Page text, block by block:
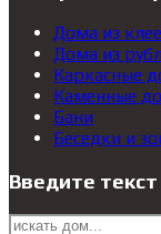
Дома из
Дома из
Каркасные
Каменные
Бани
Беседки и
Введите